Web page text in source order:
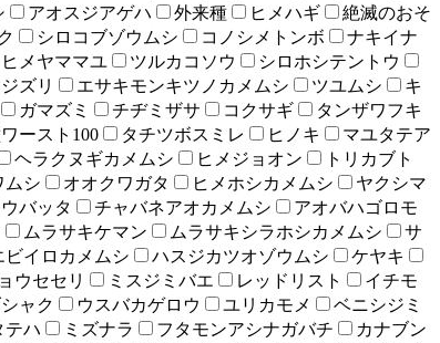
アオスジアゲハ 外来種 ヒメハギ
絶滅のおそ
シロコブゾウムシ コノシメトンボ
ナキイナ
ヒメヤママユ ツルカコソウ
シロホシテントウ
ズリ エサキモンキツノカメムシ ツユムシ
キ
ガマズミ チヂミザサ コクサギ
タンザワフキ
ースト100 タチツボスミレ ヒノキ
マユタテア
ヘラクヌギカメムシ ヒメジョオン
トリカブト
ムシ オオクワガタ ヒメホシカメムシ
ヤクシマ
バッタ チャバネアオカメムシ
アオバハゴロモ
ムラサキケマン ムラサキシラホシカメムシ
サ
ビイロカメムシ ハスジカツオゾウムシ
ケヤキ
ウセセリ ミスジミバエ レッドリスト
イチモ
ャク ウスバカゲロウ ユリカモメ
ベニシジミ
テハ ミズナラ フタモンアシナガバチ
カナブン